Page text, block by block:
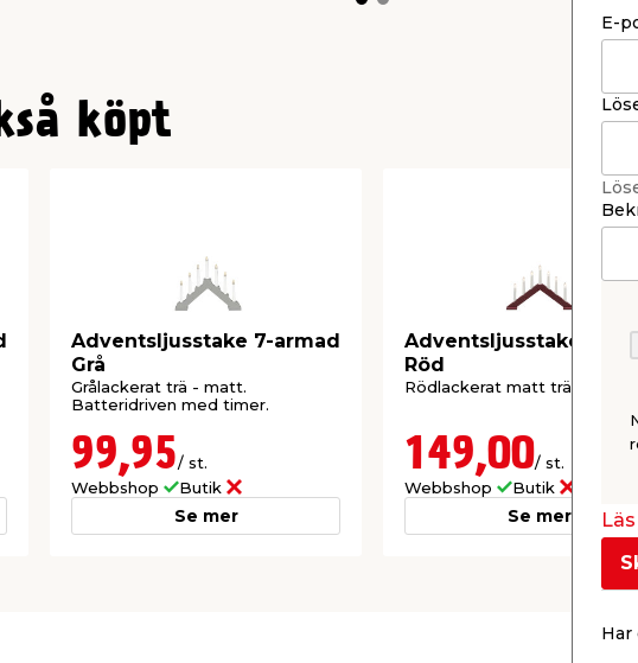
köpt
Adventsljusstake 7-armad
Grå
Grålackerat trä - matt.
Batteridriven med timer.
99,95/ st.
Webbshop
Butik
Se mer
Adventsljusstake 7-
Röd
Rödlackerat matt trä.
149,00/ st.
Webbshop
Butik
Se mer
E-
Har